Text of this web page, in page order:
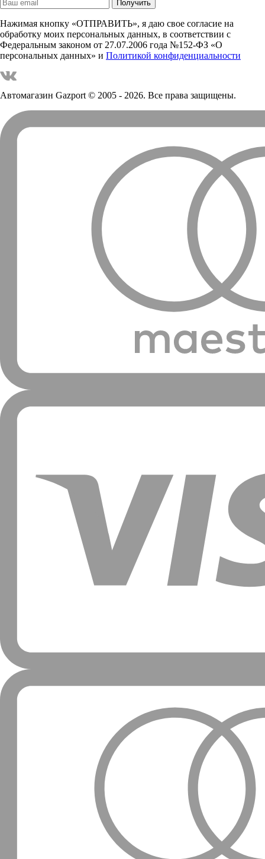
Нажимая кнопку «ОТПРАВИТЬ», я даю свое согласие на
обработку моих персональных данных, в соответствии с
Федеральным законом от 27.07.2006 года №152-ФЗ «О
персональных данных» и Политикой конфиденциальности
Автомагазин Gazport© 2005 - 2026. Все права защищены.